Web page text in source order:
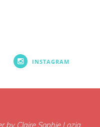
INSTAGRAM
by Claire Sophie Lozia